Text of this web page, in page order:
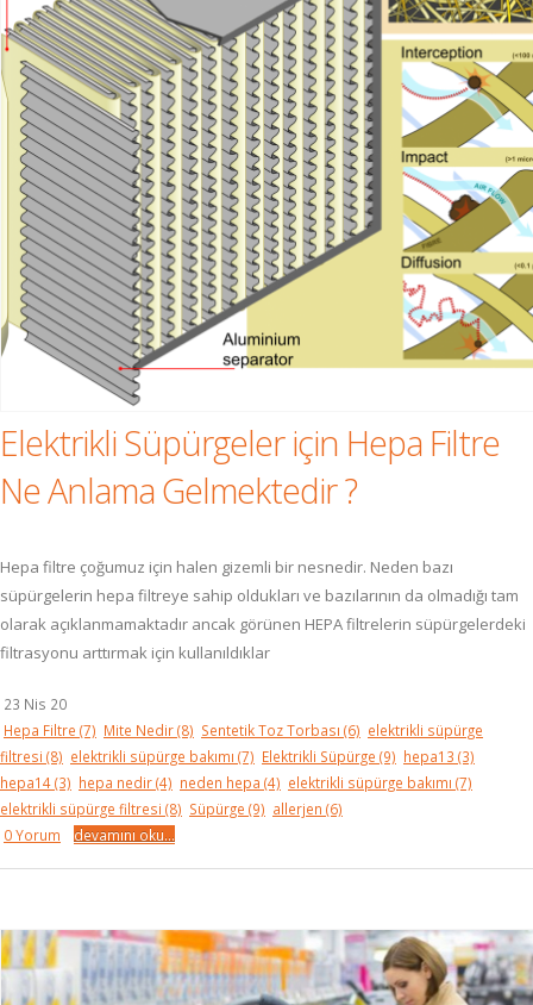
Elektrikli Süpürgeler için Hepa Filtre
Ne Anlama Gelmektedir ?
Hepa filtre çoğumuz için halen gizemli bir nesnedir. Neden bazı
süpürgelerin hepa filtreye sahip oldukları ve bazılarının da olmadığı tam
olarak açıklanmamaktadır ancak görünen HEPA filtrelerin süpürgelerdeki
filtrasyonu arttırmak için kullanıldıklar
23 Nis 20
Hepa Filtre (7) Mite Nedir(8) Sentetik Toz Torbası (6) elektrikli süpürge
filtresi (8) elektrikli süpürge bakımı (7) Elektrikli Süpürge (9) hepa13 (3)
hepa14(3) hepa nedir(4) neden hepa (4) elektrikli süpürge bakımı (7)
elektrikli süpürge filtresi (8) Süpürge (9) allerjen (6)
0 Yorum
devamını oku...